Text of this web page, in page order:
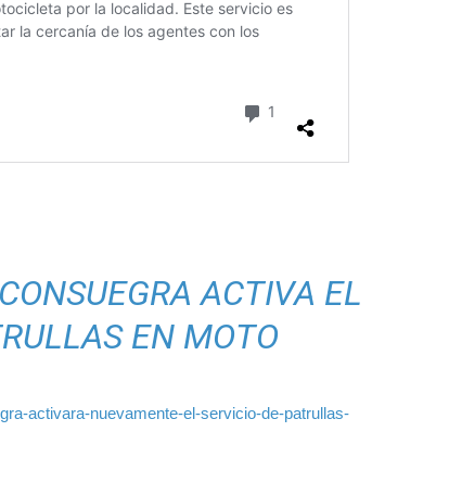
ACTIVA EL
EN MOTO
activara-nuevamente-el-servicio-de-patrullas-